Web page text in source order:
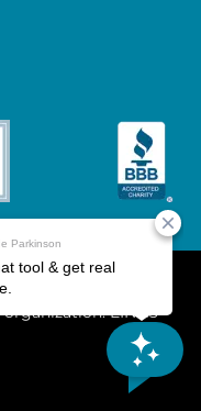
Parkinson's
EIN: 13-